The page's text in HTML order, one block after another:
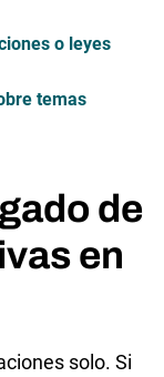
o leyes
temas
de
en
solo. Si